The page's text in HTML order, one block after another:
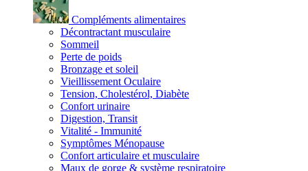
Compléments alimentaires
Décontractant musculaire
Sommeil
Perte de poids
Bronzage et soleil
Vieillissement Oculaire
Tension, Cholestérol, Diabète
Confort urinaire
Digestion, Transit
Vitalité - Immunité
Symptômes Ménopause
Confort articulaire et musculaire
Maux de gorge & système respiratoire